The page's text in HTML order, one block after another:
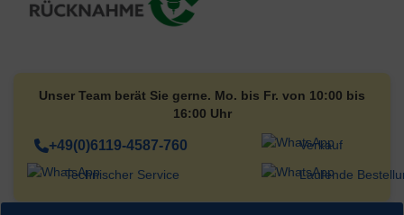
Unser Team berät Sie gerne. Mo. bis Fr. von 10:00 bis
16:00 Uhr
+49(0)6119-4587-760 Verkauf
Technischer Service Laufende